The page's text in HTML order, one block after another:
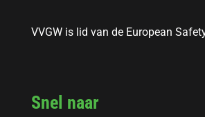
VVGW is lid van de European
Snel naar